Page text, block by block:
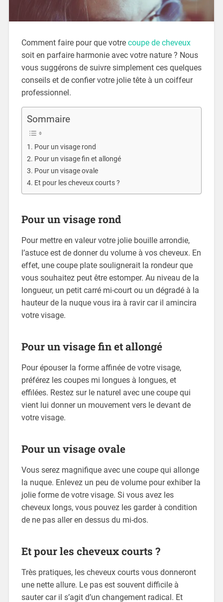
Comment faire pour que votre coupe de cheveux
soit en parfaire harmonie avec votre nature ? Nous
vous suggérons de suivre simplement ces quelques
conseils et de confier votre jolie tête à un coiffeur
professionnel.
Sommaire
Pour un visage rond
Pour un visage fin et allongé
Pour un visage ovale
Et pour les cheveux courts ?
Pour un visage rond
Pour mettre en valeur votre jolie bouille arrondie,
l’astuce est de donner du volume à vos cheveux. En
effet, une coupe plate soulignerait la rondeur que
vous souhaitez peut être estomper. Au niveau de la
longueur, un petit carré mi-court ou un dégradé à la
hauteur de la nuque vous ira à ravir car il amincira
votre visage.
Pour un visage fin et allongé
Pour épouser la forme affinée de votre visage,
préférez les coupes mi longues à longues, et
effilées. Restez sur le naturel avec une coupe qui
vient lui donner un mouvement vers le devant de
votre visage.
Pour un visage ovale
Vous serez magnifique avec une coupe qui allonge
la nuque. Enlevez un peu de volume pour exhiber la
jolie forme de votre visage. Si vous avez les
cheveux longs, vous pouvez les garder à condition
de ne pas aller en dessus du mi-dos.
Et pour les cheveux courts ?
Très pratiques, les cheveux courts vous donneront
une nette allure. Le pas est souvent difficile à
sauter car il s’agit d’un changement radical. Et